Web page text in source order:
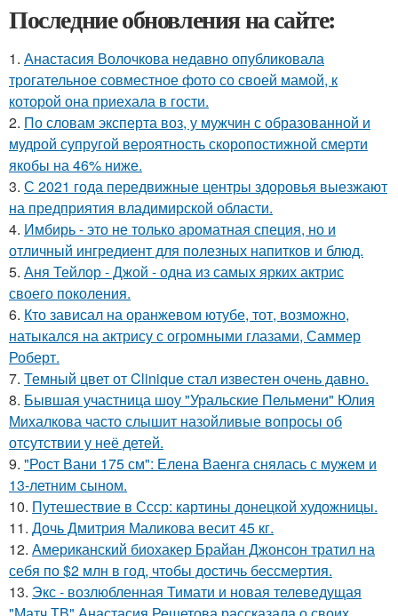
Последние обновления на сайте:
1. Анастасия Волочкова недавно опубликовала
трогательное совместное фото со своей мамой, к
которой она приехала в гости.
2. По словам эксперта воз, у мужчин с образованной и
мудрой супругой вероятность скоропостижной смерти
якобы на 46% ниже.
3. С 2021 года передвижные центры здоровья выезжают
на предприятия владимирской области.
4. Имбирь - это не только ароматная специя, но и
отличный ингредиент для полезных напитков и блюд.
5. Аня Тейлор - Джой - одна из самых ярких актрис
своего поколения.
6. Кто зависал на оранжевом ютубе, тот, возможно,
натыкался на актрису с огромными глазами, Саммер
Роберт.
7. Темный цвет от Clinique стал известен очень давно.
8. Бывшая участница шоу "Уральские Пельмени" Юлия
Михалкова часто слышит назойливые вопросы об
отсутствии у неё детей.
9. "Рост Вани 175 см": Елена Ваенга снялась с мужем и
13-летним сыном.
10. Путешествие в Ссср: картины донецкой художницы.
11. Дочь Дмитрия Маликова весит 45 кг.
12. Американский биохакер Брайан Джонсон тратил на
себя по $2 млн в год, чтобы достичь бессмертия.
13. Экс - возлюбленная Тимати и новая телеведущая